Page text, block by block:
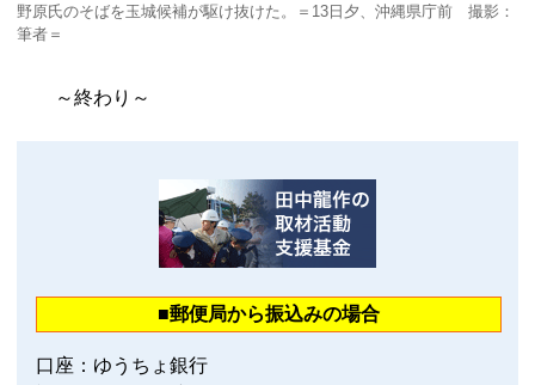
野原氏のそばを玉城候補が駆け抜けた。＝13日夕、沖縄県庁前 撮影：
筆者＝
～終わり～
■郵便局から振込みの場合
口座：ゆうちょ銀行